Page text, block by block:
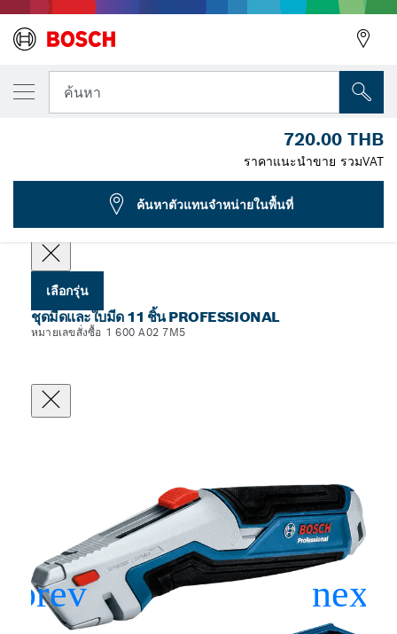
ค้นหา
เลือกรุ่นของคุณ
เลือกรุ่น
ชุดมีดและใบมีด 11 ชิ้น PROFESSIONAL
หมายเลขสั่งซื้อ 1 600 A02 7M5
รุ่นที่คุณเลือก
มีดและชุดใบมีด 11 ชิ้น
1 600 A02 7M5
720.00 THB
ราคาแนะนำขาย รวมVAT
ค้นหาตัวแทนจำหน่ายในพื้นที่